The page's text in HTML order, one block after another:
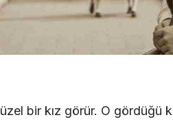
bir kız görür. O gördüğü